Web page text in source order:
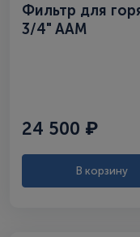
Фильтр для
3/4" AAM
24 500 ₽
В корзину